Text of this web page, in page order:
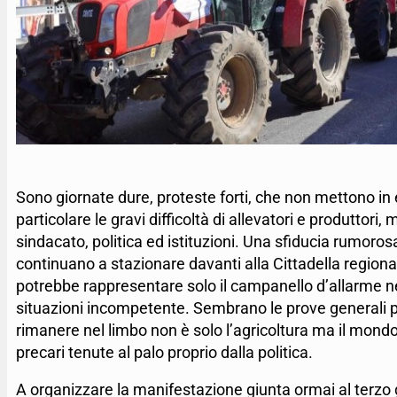
Sono giornate dure, proteste forti, che non mettono
particolare le gravi difficoltà di allevatori e produttori,
sindacato, politica ed istituzioni. Una sfiducia
continuano a stazionare davanti alla Cittadella
potrebbe rappresentare solo il campanello d’allarme
situazioni incompetente. Sembrano le prove generali
rimanere nel limbo non è solo l’agricoltura ma il
precari tenute al palo proprio dalla politica.
A organizzare la manifestazione giunta ormai al